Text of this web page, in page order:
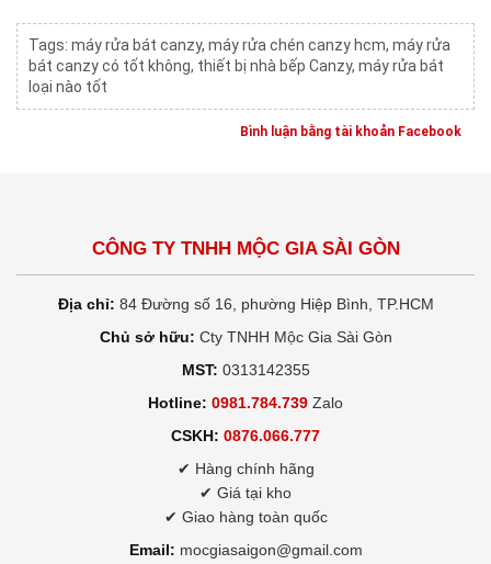
Tags: máy rửa bát canzy, máy rửa chén canzy hcm, máy rửa
bát canzy có tốt không, thiết bị nhà bếp Canzy, máy rửa bát
loại nào tốt
Bình luận bằng tài khoản Facebook
CÔNG TY TNHH MỘC GIA SÀI GÒN
Địa chỉ: 84 Đường số 16, phường Hiệp Bình, TP.HCM
Chủ sở hữu: Cty TNHH Mộc Gia Sài Gòn
MST: 0313142355
Hotline: 0981.784.739 Zalo
CSKH: 0876.066.777
✔ Hàng chính hãng
✔ Giá tại kho
✔ Giao hàng toàn quốc
Email: mocgiasaigon@gmail.com